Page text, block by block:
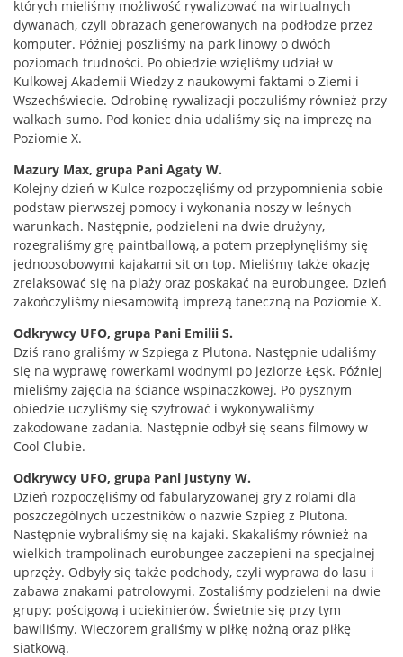
których mieliśmy możliwość rywalizować na wirtualnych
dywanach, czyli obrazach generowanych na podłodze przez
komputer. Później poszliśmy na park linowy o dwóch
poziomach trudności. Po obiedzie wzięliśmy udział w
Kulkowej Akademii Wiedzy z naukowymi faktami o Ziemi i
Wszechświecie. Odrobinę rywalizacji poczuliśmy również przy
walkach sumo. Pod koniec dnia udaliśmy się na imprezę na
Poziomie X.
Mazury Max, grupa Pani Agaty W.
Kolejny dzień w Kulce rozpoczęliśmy od przypomnienia sobie
podstaw pierwszej pomocy i wykonania noszy w leśnych
warunkach. Następnie, podzieleni na dwie drużyny,
rozegraliśmy grę paintballową, a potem przepłynęliśmy się
jednoosobowymi kajakami sit on top. Mieliśmy także okazję
zrelaksować się na plaży oraz poskakać na eurobungee. Dzień
zakończyliśmy niesamowitą imprezą taneczną na Poziomie X.
Odkrywcy UFO, grupa Pani Emilii S.
Dziś rano graliśmy w Szpiega z Plutona. Następnie udaliśmy
się na wyprawę rowerkami wodnymi po jeziorze Łęsk. Później
mieliśmy zajęcia na ściance wspinaczkowej. Po pysznym
obiedzie uczyliśmy się szyfrować i wykonywaliśmy
zakodowane zadania. Następnie odbył się seans filmowy w
Cool Clubie.
Odkrywcy UFO, grupa Pani Justyny W.
Dzień rozpoczęliśmy od fabularyzowanej gry z rolami dla
poszczególnych uczestników o nazwie Szpieg z Plutona.
Następnie wybraliśmy się na kajaki. Skakaliśmy również na
wielkich trampolinach eurobungee zaczepieni na specjalnej
uprzęży. Odbyły się także podchody, czyli wyprawa do lasu i
zabawa znakami patrolowymi. Zostaliśmy podzieleni na dwie
grupy: pościgową i uciekinierów. Świetnie się przy tym
bawiliśmy. Wieczorem graliśmy w piłkę nożną oraz piłkę
siatkową.